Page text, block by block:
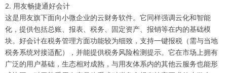
2. 用友畅捷通好会计
这是用友旗下面向小微企业的云财务软件。它同样强调云化和智能
化，提供包括总账、报表、税务、固定资产、报销等在内的基础模
块。好会计在税务管理方面功能较为细致，支持一键报税（需与当地
税务系统对接适配），并能提供税务风险检测提示。它在市场上拥有
广泛的用户基础，生态相对成熟，与用友体系内的其他云服务也能形